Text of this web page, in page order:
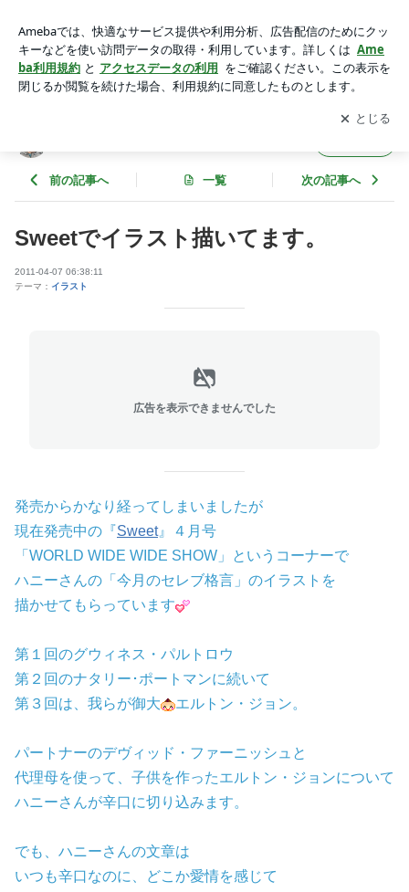
アプリをダウンロードして ブログの更新通知
を受け取りまし
ょう。
開く
前の記事へ 一覧 次の記事へ
Sweetでイラスト描いてます。
2011-04-07 06:38:11
テーマ： イラスト
広告を表示できませんでした
発売からかなり経ってしまいましたが
現在発売中の『Sweet』４月号
「WORLD WIDE WIDE SHOW」というコーナーで
ハニーさんの「今月のセレブ格言」のイラストを
描かせてもらっています
第１回のグウィネス・パルトロウ
第２回のナタリー･ポートマンに続いて
第３回は、我らが御大
エルトン・ジョン。
パートナーのデヴィッド・ファーニッシュと
代理母を使って、子供を作ったエルトン・ジョンについて
ハニーさんが辛口に切り込みます。
でも、ハニーさんの文章は
いつも辛口なのに、どこか愛情を感じて